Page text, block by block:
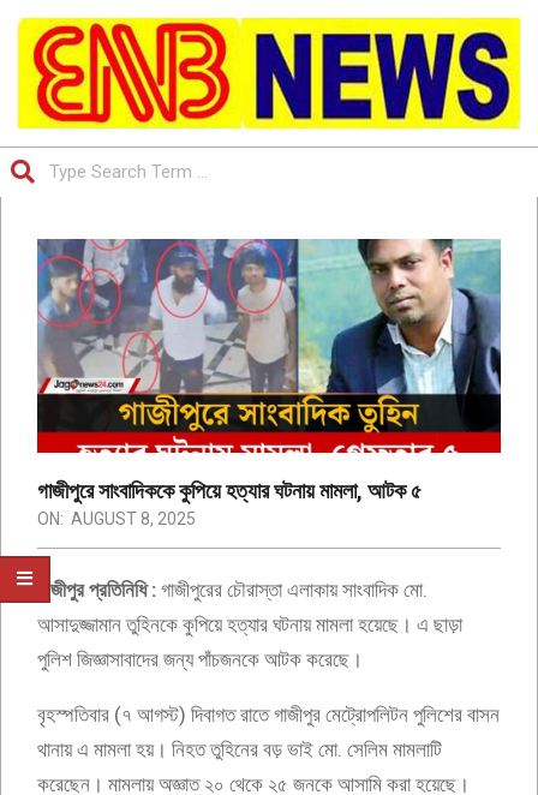
Skip
content
ENB
TV
NEWS
IS
THE
BANGLADESH
FIRST
ONLINE
NEWSPAPER
Navigation
Menu
গাজীপুরে সাংবাদিককে কুপিয়ে হত্যার ঘটনায় মামলা, আটক ৫
ON: AUGUST 8, 2025
গাজীপুর প্রতিনিধি : গাজীপুরের চৌরাস্তা এলাকায় সাংবাদিক মো.
আসাদুজ্জামান তুহিনকে কুপিয়ে হত্যার ঘটনায় মামলা হয়েছে। এ ছাড়া
পুলিশ জিজ্ঞাসাবাদের জন্য পাঁচজনকে আটক করেছে।
বৃহস্পতিবার (৭ আগস্ট) দিবাগত রাতে গাজীপুর মেট্রোপলিটন পুলিশের বাসন
থানায় এ মামলা হয়। নিহত তুহিনের বড় ভাই মো. সেলিম মামলাটি
করেছেন। মামলায় অজ্ঞাত ২০ থেকে ২৫ জনকে আসামি করা হয়েছে।